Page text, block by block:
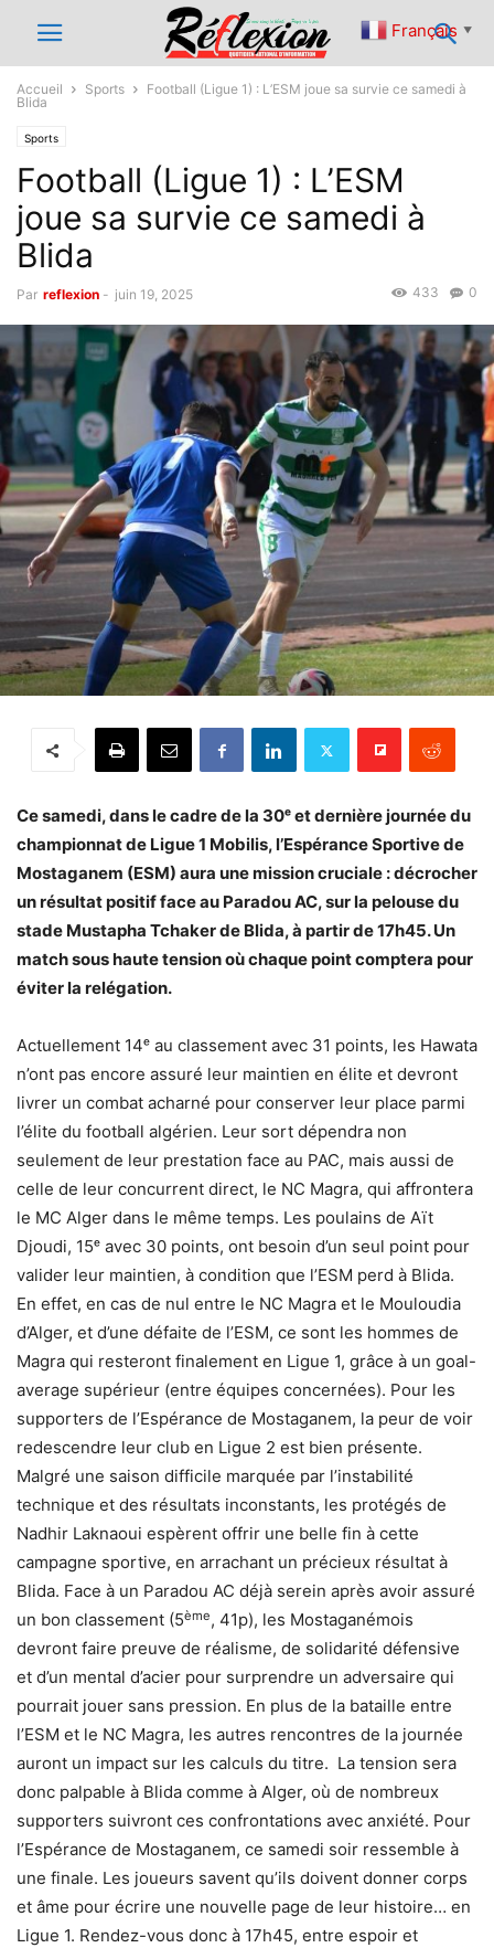
Accueil Sports
Football (Ligue 1) : L’ESM joue sa survie ce samedi à
Blida
Sports
Football (Ligue 1) : L’ESM
joue sa survie ce samedi à
Blida
Par reflexion - juin 19, 2025 0
433
Ce samedi, dans le cadre de la 30ᵉ et dernière journée du
championnat de Ligue 1 Mobilis, l’Espérance Sportive de
Mostaganem (ESM) aura une mission cruciale : décrocher
un résultat positif face au Paradou AC, sur la pelouse du
stade Mustapha Tchaker de Blida, à partir de 17h45. Un
match sous haute tension où chaque point comptera pour
éviter la relégation.
Actuellement 14ᵉ au classement avec 31 points, les Hawata
n’ont pas encore assuré leur maintien en élite et devront
livrer un combat acharné pour conserver leur place parmi
l’élite du football algérien. Leur sort dépendra non
seulement de leur prestation face au PAC, mais aussi de
celle de leur concurrent direct, le NC Magra, qui affrontera
le MC Alger dans le même temps. Les poulains de Aït
Djoudi, 15ᵉ avec 30 points, ont besoin d’un seul point pour
valider leur maintien, à condition que l’ESM perd à Blida.
En effet, en cas de nul entre le NC Magra et le Mouloudia
d’Alger, et d’une défaite de l’ESM, ce sont les hommes de
Magra qui resteront finalement en Ligue 1, grâce à un goal-
average supérieur (entre équipes concernées). Pour les
supporters de l’Espérance de Mostaganem, la peur de voir
redescendre leur club en Ligue 2 est bien présente.
Malgré une saison difficile marquée par l’instabilité
technique et des résultats inconstants, les protégés de
Nadhir Laknaoui espèrent offrir une belle fin à cette
campagne sportive, en arrachant un précieux résultat à
Blida. Face à un Paradou AC déjà serein après avoir assuré
un bon classement (5ème, 41p), les Mostaganémois
devront faire preuve de réalisme, de solidarité défensive
et d’un mental d’acier pour surprendre un adversaire qui
pourrait jouer sans pression. En plus de la bataille entre
l’ESM et le NC Magra, les autres rencontres de la journée
auront un impact sur les calculs du titre. La tension sera
donc palpable à Blida comme à Alger, où de nombreux
supporters suivront ces confrontations avec anxiété. Pour
l’Espérance de Mostaganem, ce samedi soir ressemble à
une finale. Les joueurs savent qu’ils doivent donner corps
et âme pour écrire une nouvelle page de leur histoire… en
Ligue 1. Rendez-vous donc à 17h45, entre espoir et
Français ▼